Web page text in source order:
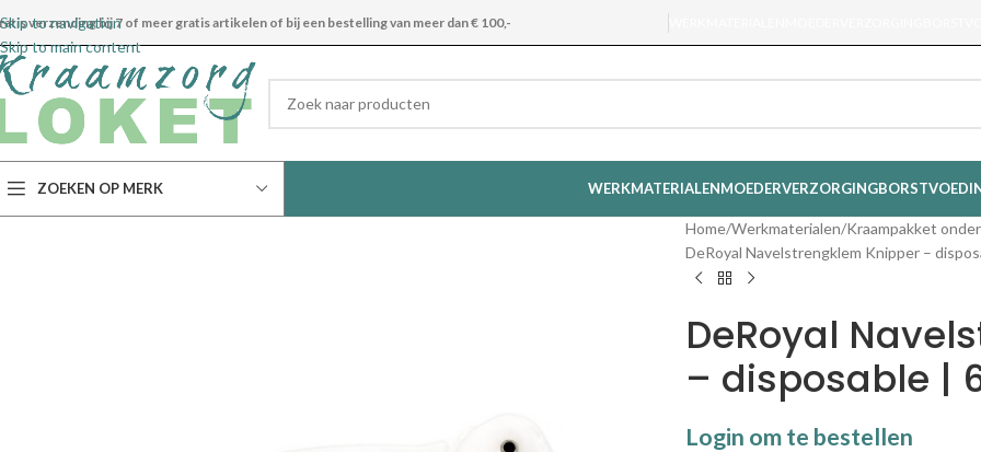
Skip to navigation
Skip to main content
verzending bij 7 of meer gratis artikelen of bij een bestelling van meer dan € 100,-
ZOEKEN OP MERK WERKMATERIALENMOEDERVERZORGING
Home Werkmaterialen Kraampakket
DeRoyal Navelstrengklem Knipper –
DeRoyal
– disposable |
Login om te bestellen